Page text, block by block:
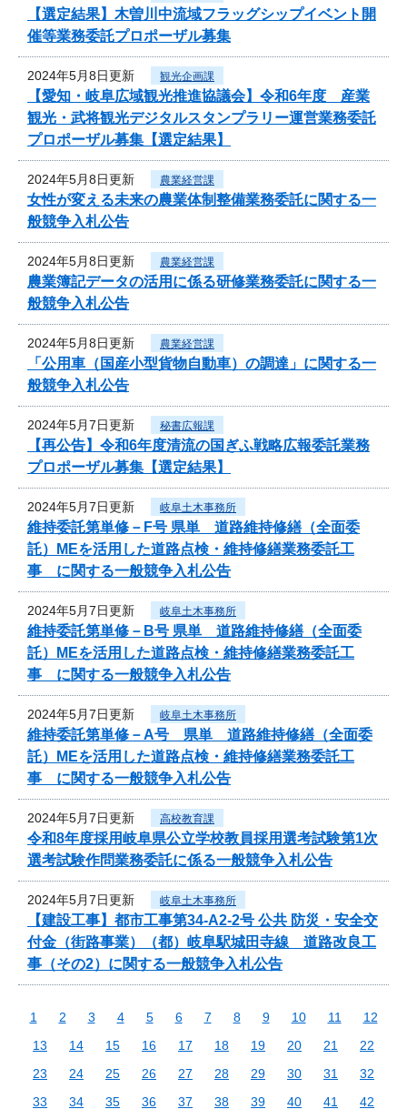
【選定結果】木曽川中流域フラッグシップイベント開
催等業務委託プロポーザル募集
2024年5月8日更新 観光企画課
【愛知・岐阜広域観光推進協議会】令和6年度 産業
観光・武将観光デジタルスタンプラリー運営業務委託
プロポーザル募集【選定結果】
2024年5月8日更新 農業経営課
女性が変える未来の農業体制整備業務委託に関する一
般競争入札公告
2024年5月8日更新 農業経営課
農業簿記データの活用に係る研修業務委託に関する一
般競争入札公告
2024年5月8日更新 農業経営課
「公用車（国産小型貨物自動車）の調達」に関する一
般競争入札公告
2024年5月7日更新 秘書広報課
【再公告】令和6年度清流の国ぎふ戦略広報委託業務
プロポーザル募集【選定結果】
2024年5月7日更新 岐阜土木事務所
維持委託第単修－F号 県単 道路維持修繕（全面委
託）MEを活用した道路点検・維持修繕業務委託工
事 に関する一般競争入札公告
2024年5月7日更新 岐阜土木事務所
維持委託第単修－B号 県単 道路維持修繕（全面委
託）MEを活用した道路点検・維持修繕業務委託工
事 に関する一般競争入札公告
2024年5月7日更新 岐阜土木事務所
維持委託第単修－A号 県単 道路維持修繕（全面委
託）MEを活用した道路点検・維持修繕業務委託工
事 に関する一般競争入札公告
2024年5月7日更新 高校教育課
令和8年度採用岐阜県公立学校教員採用選考試験第1次
選考試験作問業務委託に係る一般競争入札公告
2024年5月7日更新 岐阜土木事務所
【建設工事】都市工事第34-A2-2号 公共 防災・安全交
付金（街路事業）（都）岐阜駅城田寺線 道路改良工
事（その2）に関する一般競争入札公告
1 2 3 4 5 6 7 8 9 10 11
12
13
14 15 16 17 18 19 20 21
22
23
24 25 26 27 28 29 30 31
32
33
34 35 36 37 38 39 40 41
42